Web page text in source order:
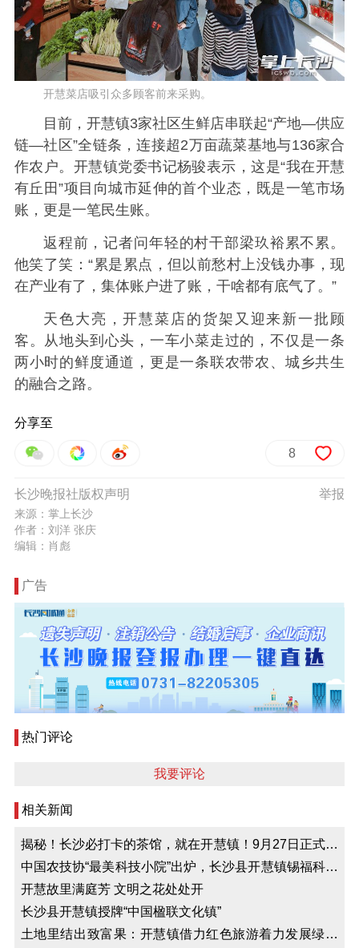
开慧菜店吸引众多顾客前来采购。
目前，开慧镇3家社区生鲜店串联起“产地—供应
链—社区”全链条，连接超2万亩蔬菜基地与136家合
作农户。开慧镇党委书记杨骏表示，这是“我在开慧
有丘田”项目向城市延伸的首个业态，既是一笔市场
账，更是一笔民生账。
返程前，记者问年轻的村干部梁玖裕累不累。
他笑了笑：“累是累点，但以前愁村上没钱办事，现
在产业有了，集体账户进了账，干啥都有底气了。”
天色大亮，开慧菜店的货架又迎来新一批顾
客。从地头到心头，一车小菜走过的，不仅是一条
两小时的鲜度通道，更是一条联农带农、城乡共生
的融合之路。
分享至
8
举报
长沙晚报社版权声明
来源：掌上长沙
作者：刘洋 张庆
编辑：肖彪
广告
热门评论
我要评论
相关新闻
揭秘！长沙必打卡的茶馆，就在开慧镇！9月27日正式开
业！
中国农技协“最美科技小院”出炉，长沙县开慧镇锡福科技
小院入选，系长沙首个
开慧故里满庭芳 文明之花处处开
长沙县开慧镇授牌“中国楹联文化镇”
土地里结出致富果：开慧镇借力红色旅游着力发展绿色